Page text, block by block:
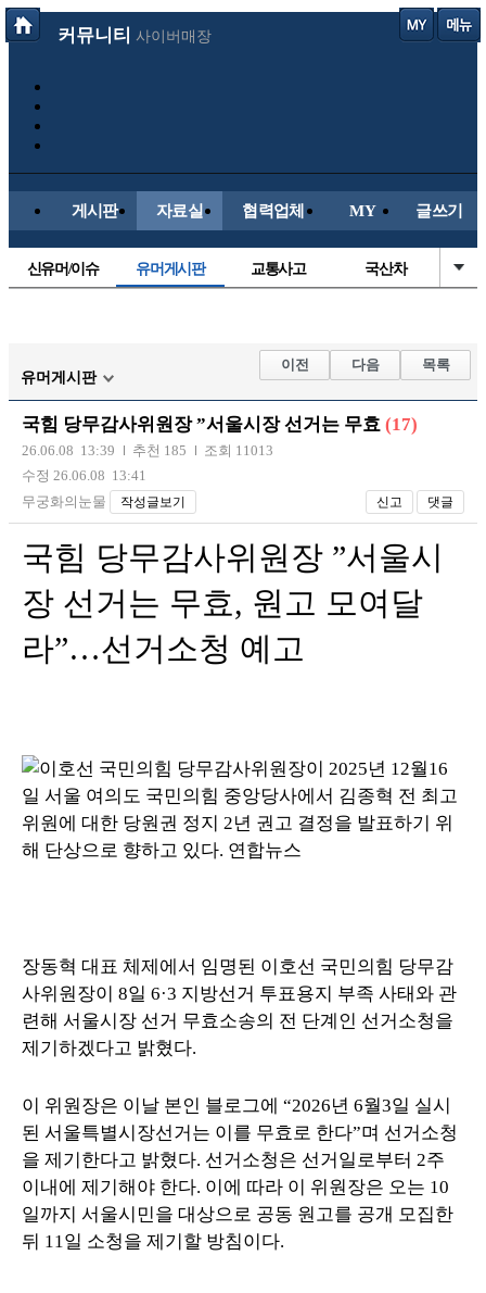
커뮤니티 사이버매장
게시판 자료실 협력업체 MY 글쓰기
신유머/이슈 유머게시판 교통사고 국산차
자유사진 군사/무기
트럭/버스
장착시공사진
유머게시판
이전 다음 목록
국힘 당무감사위원장 ”서울시장 선거는 무효 (17)
26.06.08 13:39 추천 185
조회 11013
수정 26.06.08 13:41
무궁화의눈물
작성글보기 신고 댓글
국힘 당무감사위원장 ”서울시
장 선거는 무효, 원고 모여달
라”…선거소청 예고
장동혁 대표 체제에서 임명된 이호선 국민의힘 당무감
사위원장이 8일 6·3 지방선거 투표용지 부족 사태와 관
련해 서울시장 선거 무효소송의 전 단계인 선거소청을
제기하겠다고 밝혔다.
이 위원장은 이날 본인 블로그에 “2026년 6월3일 실시
된 서울특별시장선거는 이를 무효로 한다”며 선거소청
을 제기한다고 밝혔다. 선거소청은 선거일로부터 2주
이내에 제기해야 한다. 이에 따라 이 위원장은 오는 10
일까지 서울시민을 대상으로 공동 원고를 공개 모집한
뒤 11일 소청을 제기할 방침이다.